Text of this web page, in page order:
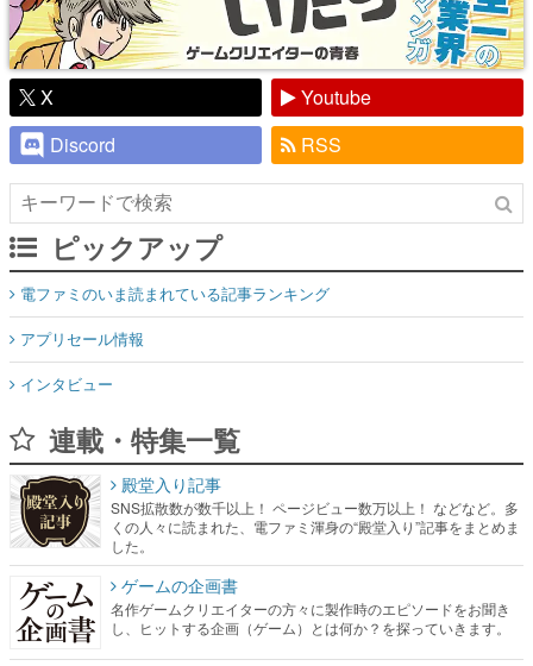
X
Youtube
Discord
RSS
ピックアップ
電ファミのいま読まれている記事ランキング
アプリセール情報
インタビュー
連載・特集一覧
殿堂入り記事
SNS拡散数が数千以上！ ページビュー数万以上！ などなど。多
くの人々に読まれた、電ファミ渾身の“殿堂入り”記事をまとめま
した。
ゲームの企画書
名作ゲームクリエイターの方々に製作時のエピソードをお聞き
し、ヒットする企画（ゲーム）とは何か？を探っていきます。